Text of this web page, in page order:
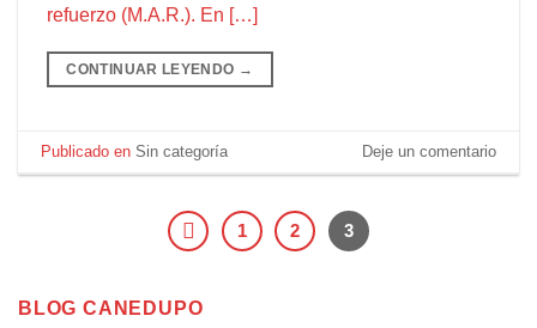
refuerzo (M.A.R.). En […]
CONTINUAR LEYENDO →
Publicado enSin categoría Deje un comentario
1 2 3
BLOG CANEDUPO